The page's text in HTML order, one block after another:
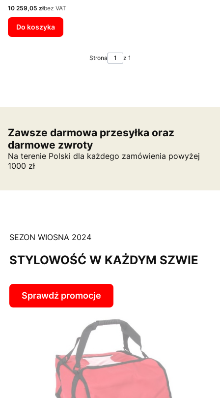
Cena
10 259,05 złbez VAT
Do koszyka
Strona z 1
Zawsze darmowa przesyłka oraz
darmowe zwroty
Na terenie Polski dla każdego zamówienia powyżej
1000 zł
SEZON WIOSNA 2024
STYLOWOŚĆ W KAŻDYM SZWIE
Sprawdź promocje